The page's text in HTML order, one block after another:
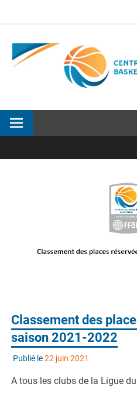
Classement des
saison 2021-2022
Publié le22 juin 2021
A tous les clubs de la Ligue